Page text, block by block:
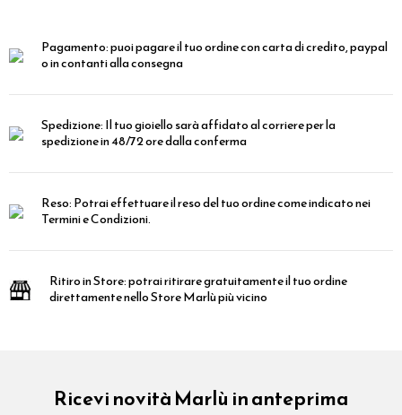
Pagamento:puoi pagare il tuo ordine con carta di credito, paypal
o in contanti alla consegna
Spedizione:Il tuo gioiello sarà affidato al corriere per la
spedizione in 48/72 ore dalla conferma
Reso:Potrai effettuare il reso del tuo ordine come indicato nei
Termini e Condizioni.
Ritiro in Store:potrai ritirare gratuitamente il tuo ordine
direttamente nello Store Marlù più vicino
Ricevi novità Marlù in anteprima